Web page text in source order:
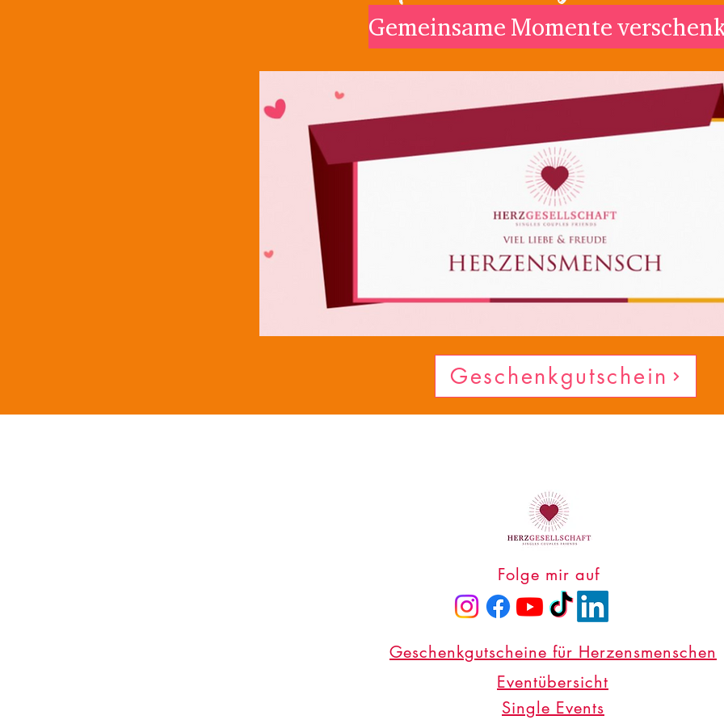
Gemeinsame Momente
Geschenkgutschein
Folge mir auf
Geschenkgutscheine für Herzensmenschen
Eventübersicht
Single Events